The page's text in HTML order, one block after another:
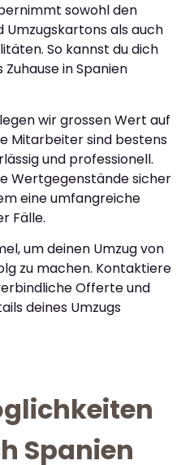
sowohl den
als auch
So kannst du dich
in Spanien
wir grossen Wert auf
Mitarbeiter sind bestens
und professionell.
Wertgegenstände sicher
eine umfangreiche
Fälle.
um deinen Umzug von
zu machen. Kontaktiere
Offerte und
deines Umzugs
Spanien